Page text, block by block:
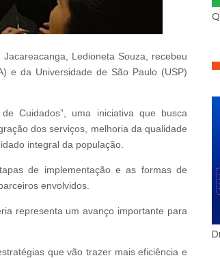
Ledioneta Souza, recebeu
e da Universidade de São Paulo (USP)
Cuidados”, uma iniciativa que busca
dos serviços, melhoria da qualidade
integral da população.
de implementação e as formas de
envolvidos.
representa um avanço importante para
que vão trazer mais eficiência e